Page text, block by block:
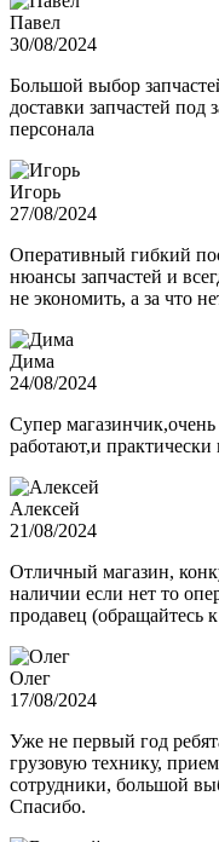
Павел
30/08/2024
Большой выбор
доставки запчастей
персонала
Игорь
27/08/2024
Оперативный гибкий
нюансы запчастей и
не экономить, а за что
Дима
24/08/2024
Супер
работают,и практически
Алексей
21/08/2024
Отличный магазин,
наличии если нет то
продавец (обращайтесь
Олег
17/08/2024
Уже не первый год
грузовую технику,
сотрудники, большой
Спасибо.